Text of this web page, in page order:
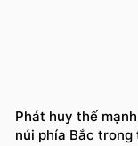
Phát huy thế
núi phía Bắc